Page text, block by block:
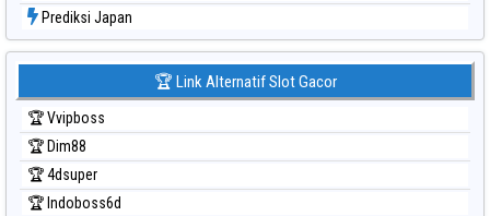
Prediksi Japan
Prediksi Japan 6d
Prediksi Kuda Lari
Prediksi Magnum Cambodia
Prediksi Nagoya
Prediksi North Carolina Day
🏆 Link Alternatif Slot Gacor
🏆 Vvipboss
🏆 Dim88
🏆 4dsuper
🏆 Indoboss6d